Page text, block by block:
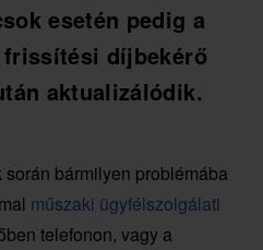
esetén pedig a
díjbekérő
aktualizálódik.
bármilyen problémába
műszaki ügyfélszolgálati
telefonon, vagy a